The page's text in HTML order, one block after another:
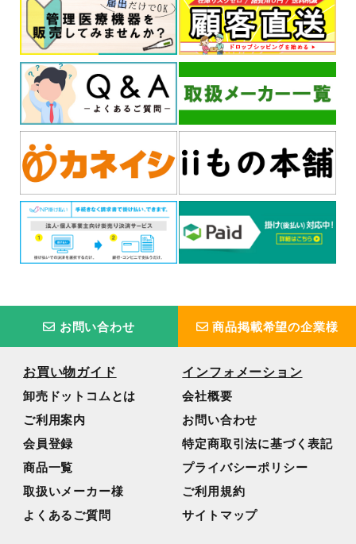
お問い合わせ 商品掲載希望の企業様
お買い物ガイド
卸売ドットコムとは
ご利用案内
会員登録
商品一覧
取扱いメーカー様
よくあるご質問
インフォメーション
会社概要
お問い合わせ
特定商取引法に基づく表記
プライバシーポリシー
ご利用規約
サイトマップ